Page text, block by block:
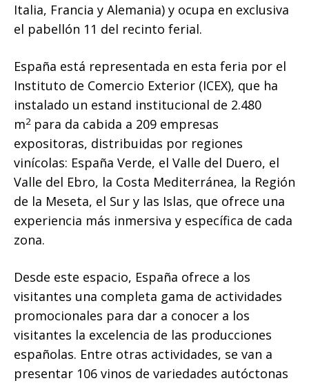
Italia, Francia y Alemania) y ocupa en exclusiva
el pabellón 11 del recinto ferial.
España está representada en esta feria por el
Instituto de Comercio Exterior (ICEX), que ha
instalado un estand institucional de 2.480
m2 para da cabida a 209 empresas
expositoras, distribuidas por regiones
vinícolas: España Verde, el Valle del Duero, el
Valle del Ebro, la Costa Mediterránea, la Región
de la Meseta, el Sur y las Islas, que ofrece una
experiencia más inmersiva y específica de cada
zona.
Desde este espacio, España ofrece a los
visitantes una completa gama de actividades
promocionales para dar a conocer a los
visitantes la excelencia de las producciones
españolas. Entre otras actividades, se van a
presentar 106 vinos de variedades autóctonas